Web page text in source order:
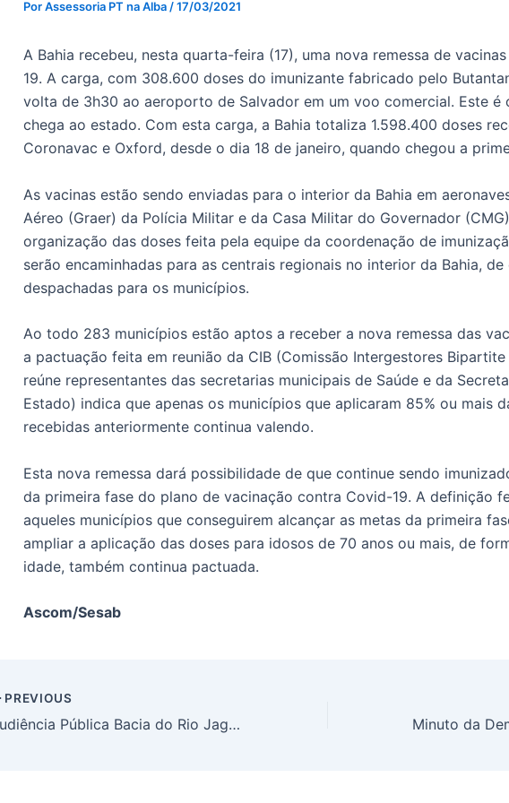
PorAssessoria PT na Alba /17/03/2021
A Bahia recebeu, nesta quarta-feira (17), uma nova remessa de
19. A carga, com 308.600 doses do imunizante fabricado pelo
volta de 3h30 ao aeroporto de Salvador em um voo comercial. Este é
chega ao estado. Com esta carga, a Bahia totaliza 1.598.400 doses
Coronavac e Oxford, desde o dia 18 de janeiro, quando chegou a
As vacinas estão sendo enviadas para o interior da Bahia em
Aéreo (Graer) da Polícia Militar e da Casa Militar do Governador
organização das doses feita pela equipe da coordenação de
serão encaminhadas para as centrais regionais no interior da Bahia, de
despachadas para os municípios.
Ao todo 283 municípios estão aptos a receber a nova remessa das
a pactuação feita em reunião da CIB (Comissão Intergestores
reúne representantes das secretarias municipais de Saúde e da
Estado) indica que apenas os municípios que aplicaram 85% ou mais
recebidas anteriormente continua valendo.
Esta nova remessa dará possibilidade de que continue sendo
da primeira fase do plano de vacinação contra Covid-19. A definição
aqueles municípios que conseguirem alcançar as metas da primeira
ampliar a aplicação das doses para idosos de 70 anos ou mais, de
idade, também continua pactuada.
Ascom/Sesab
PREVIOUS
Audiência Pública Bacia do Rio Jaguaribe: Intervenções e Fragmentação